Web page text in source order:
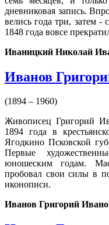
дневниковая запись.
велись года три, затем
1848 года вовсе
Иваницкий Николай
Иванов
(1894 – 1960)
Живописец Григорий
1894 года в
Ягодкино Псковской
Первые
юношеским годам.
пробовал свои силы в
иконописи.
Иванов Григорий